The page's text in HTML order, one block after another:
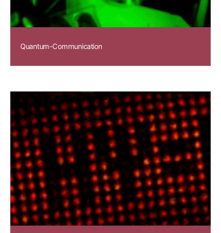
Quantum-Communication